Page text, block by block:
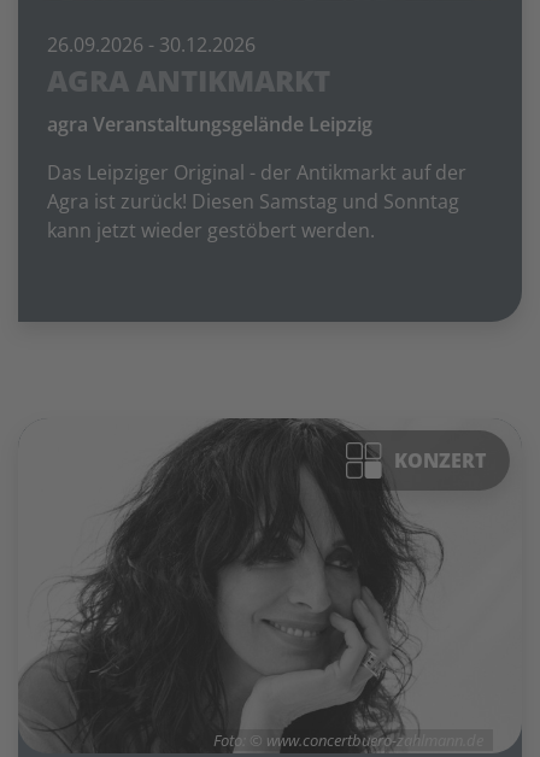
26.09.2026 - 30.12.2026
AGRA ANTIKMARKT
agra Veranstaltungsgelände Leipzig
Das Leipziger Original - der Antikmarkt auf der
Agra ist zurück! Diesen Samstag und Sonntag
kann jetzt wieder gestöbert werden.
KONZERT
Foto: © www.concertbuero-zahlmann.de